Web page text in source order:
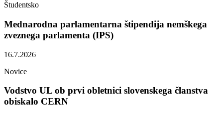
Študentsko
Mednarodna parlamentarna štipendija nemškega
zveznega parlamenta (IPS)
16.7.2026
Novice
Vodstvo UL ob prvi obletnici slovenskega članstva
obiskalo CERN